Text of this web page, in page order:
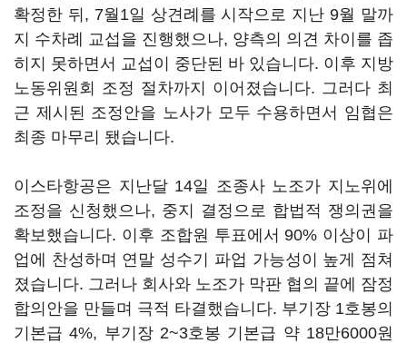
확정한 뒤, 7월1일 상견례를 시작으로 지난 9월 말까
지 수차례 교섭을 진행했으나, 양측의 의견 차이를 좁
히지 못하면서 교섭이 중단된 바 있습니다. 이후 지방
노동위원회 조정 절차까지 이어졌습니다. 그러다 최
근 제시된 조정안을 노사가 모두 수용하면서 임협은
최종 마무리 됐습니다.
이스타항공은 지난달 14일 조종사 노조가 지노위에
조정을 신청했으나, 중지 결정으로 합법적 쟁의권을
확보했습니다. 이후 조합원 투표에서 90% 이상이 파
업에 찬성하며 연말 성수기 파업 가능성이 높게 점쳐
졌습니다. 그러나 회사와 노조가 막판 협의 끝에 잠정
합의안을 만들며 극적 타결했습니다. 부기장 1호봉의
기본급 4%, 부기장 2~3호봉 기본급 약 18만6000원